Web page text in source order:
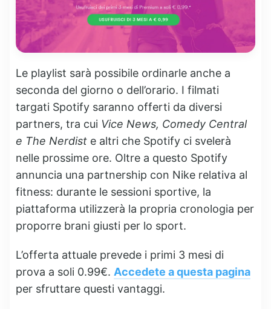
Le playlist sarà possibile ordinarle anche a
seconda del giorno o dell’orario. I filmati
targati Spotify saranno offerti da diversi
partners, tra cui Vice News, Comedy Central
e The Nerdist e altri che Spotify ci svelerà
nelle prossime ore. Oltre a questo Spotify
annuncia una partnership con Nike relativa al
fitness: durante le sessioni sportive, la
piattaforma utilizzerà la propria cronologia per
proporre brani giusti per lo sport.
L’offerta attuale prevede i primi 3 mesi di
prova a soli 0.99€. Accedete a questa pagina
per sfruttare questi vantaggi.